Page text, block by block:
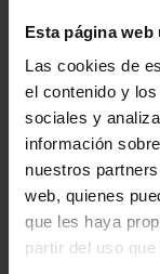
Esta página web
Las cookies de
el contenido y
sociales y
información
nuestros
web, quienes
que les haya
partir del uso
Gracias al
Asociación de
asociación
Etxepare, en